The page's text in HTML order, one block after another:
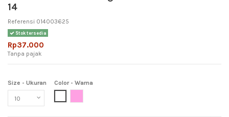
14
Referensi 014003625
Stok tersedia
Rp37.000
Tanpa pajak
Size - Ukuran
Color - Warna